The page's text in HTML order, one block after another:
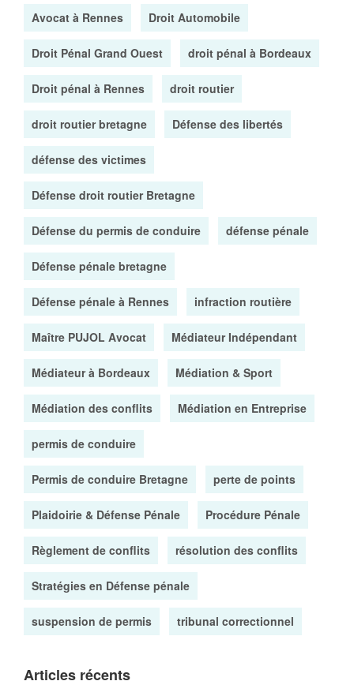
Avocat à Rennes Droit Automobile
Droit Pénal Grand Ouest droit pénal à Bordeaux
Droit pénal à Rennes droit routier
droit routier bretagne Défense des libertés
défense des victimes
Défense droit routier Bretagne
Défense du permis de conduire défense pénale
Défense pénale bretagne
Défense pénale à Rennes infraction routière
Maître PUJOL Avocat Médiateur Indépendant
Médiateur à Bordeaux Médiation & Sport
Médiation des conflits Médiation en Entreprise
permis de conduire
Permis de conduire Bretagne perte de points
Plaidoirie & Défense Pénale Procédure Pénale
Règlement de conflits résolution des conflits
Stratégies en Défense pénale
suspension de permis tribunal correctionnel
Articles récents